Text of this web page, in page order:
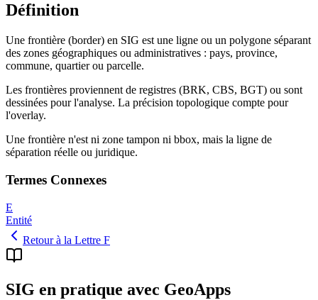
Définition
Une frontière (border) en SIG est une ligne ou un polygone séparant
des zones géographiques ou administratives : pays, province,
commune, quartier ou parcelle.
Les frontières proviennent de registres (BRK, CBS, BGT) ou sont
dessinées pour l'analyse. La précision topologique compte pour
l'overlay.
Une frontière n'est ni zone tampon ni bbox, mais la ligne de
séparation réelle ou juridique.
Termes Connexes
E
Entité
Retour à la Lettre F
SIG en pratique avec GeoApps